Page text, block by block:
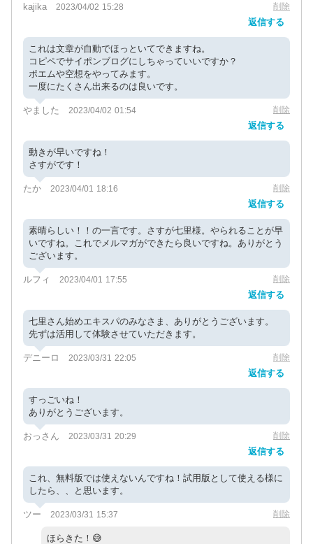
kajika 2023/04/02 15:28 削除
返信する
これは文章が自動でほっといてできますね。
コピペでサイポンブログにしちゃっていいですか？
ポエムや空想をやってみます。
一度にたくさん出来るのは良いです。
やました 2023/04/02 01:54 削除
返信する
動きが早いですね！
さすがです！
たか 2023/04/01 18:16 削除
返信する
素晴らしい！！の一言です。さすが七里様。やられることが早
いですね。これでメルマガができたら良いですね。ありがとう
ございます。
ルフィ 2023/04/01 17:55 削除
返信する
七里さん始めエキスパのみなさま、ありがとうございます。
先ずは活用して体験させていただきます。
デニーロ 2023/03/31 22:05 削除
返信する
すっごいね！
ありがとうございます。
おっさん 2023/03/31 20:29 削除
返信する
これ、無料版では使えないんですね！試用版として使える様に
したら、、と思います。
ツー 2023/03/31 15:37 削除
ほらきた！😅